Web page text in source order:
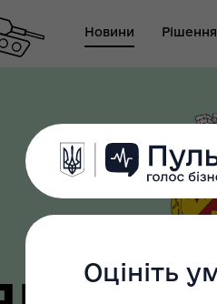
Новини Рішення
Звіт виконуючого
повноваження міського
голови-секретаря міської
ради